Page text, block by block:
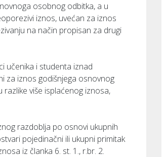
osobnog odbitka, a u
iznos, uvećan za iznos
na način propisan za drugi
učenika i studenta iznad
za iznos godišnjega osnovnog
više isplaćenog iznosa,
razdoblja po osnovi ukupnih
pojedinačni ili ukupni primitak
iz članka 6. st. 1., r.br. 2.